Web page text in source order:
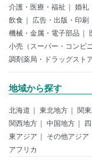
介護・医療・福祉
婚礼
飲食
広告・出版・印刷
機械・金属・電子部品
小売（スーパー・コンビニ
調剤薬局・ドラッグスト
地域から探す
北海道 東北地方 関
関西地方
中国地方
東アジア
その他アジア
アフリカ